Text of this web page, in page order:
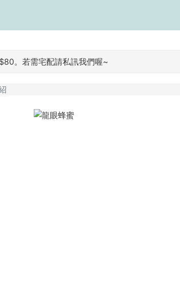
。若需宅配請私訊我們喔~